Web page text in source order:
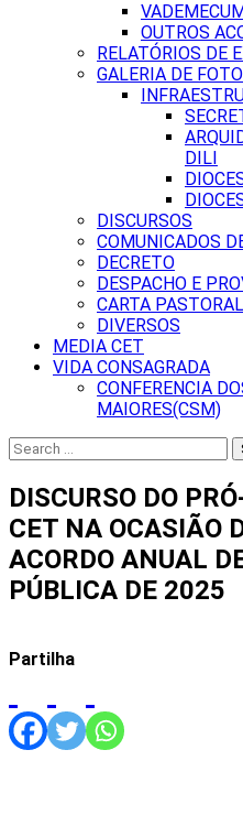
OUTROS
RELATÓRIOS DE
GALERIA DE
DILI
DISCURSOS
COMUNICADOS
DECRETO
DESPACHO E
CARTA PASTORAL
DIVERSOS
MEDIA CET
VIDA CONSAGRADA
CONFERENCIA
MAIORES(CSM)
Search
for:
DISCURSO DO
CET NA OCASIÃO
ACORDO ANUAL
PÚBLICA DE 2025
Partilha